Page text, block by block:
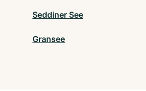
Seddiner See
Gransee